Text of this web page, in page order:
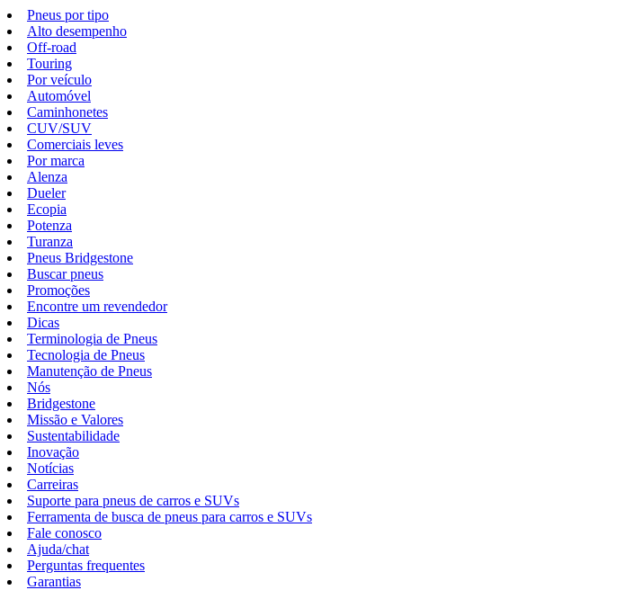
Pneus por tipo
Alto desempenho
Off-road
Touring
Por veículo
Automóvel
Caminhonetes
CUV/SUV
Comerciais leves
Por marca
Alenza
Dueler
Ecopia
Potenza
Turanza
Pneus Bridgestone
Buscar pneus
Promoções
Encontre um revendedor
Dicas
Terminologia de Pneus
Tecnologia de Pneus
Manutenção de Pneus
Nós
Bridgestone
Missão e Valores
Sustentabilidade
Inovação
Notícias
Carreiras
Suporte para pneus de carros e SUVs
Ferramenta de busca de pneus para carros e SUVs
Fale conosco
Ajuda/chat
Perguntas frequentes
Garantias